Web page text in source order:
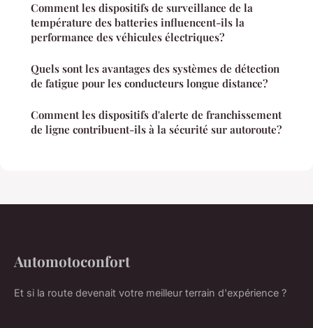
Comment les dispositifs de surveillance de la
température des batteries influencent-ils la
performance des véhicules électriques?
Quels sont les avantages des systèmes de détection
de fatigue pour les conducteurs longue distance?
Comment les dispositifs d'alerte de franchissement
de ligne contribuent-ils à la sécurité sur autoroute?
Automotoconfort
Et si la route devenait votre meilleur terrain d'expérience ?